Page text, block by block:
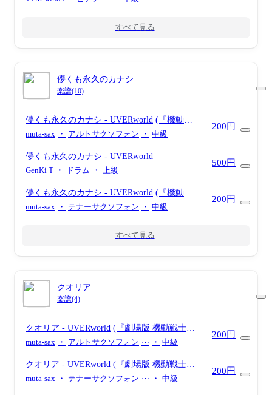
すべて見る
儚くも永久のカナシ
楽譜(10)
儚くも永久のカナシ - UVERworld (『機動戦
士ガンダム00』 / in Eb)
muta-sax ・ アルトサクソフォン ・ 中級
200円
儚くも永久のカナシ - UVERworld
GenKi T ・ ドラム ・ 上級
500円
儚くも永久のカナシ - UVERworld (『機動戦
士ガンダム00』 / in Bb)
muta-sax ・ テナーサクソフォン ・ 中級
200円
すべて見る
クオリア
楽譜(4)
クオリア - UVERworld (『劇場版 機動戦士ガ
ンダム00 -A wakening of the Trailblazer-』 / in
muta-sax ・ アルトサクソフォン ⋯ ・ 中級
200円
クオリア - UVERworld (『劇場版 機動戦士ガ
ンダム00 -A wakening of the Trailblazer-』 / in
muta-sax ・ テナーサクソフォン ⋯ ・ 中級
200円